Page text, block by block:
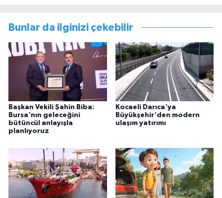
Bunlar da ilginizi çekebilir
Başkan Vekili Şahin Biba:
Bursa'nın geleceğini
bütüncül anlayışla
planlıyoruz
Kocaeli Darıca'ya
Büyükşehir'den modern
ulaşım yatırımı